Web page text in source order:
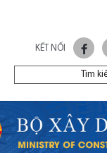
KẾT NỐI